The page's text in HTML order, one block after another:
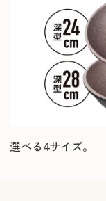
選べる4サイズ。